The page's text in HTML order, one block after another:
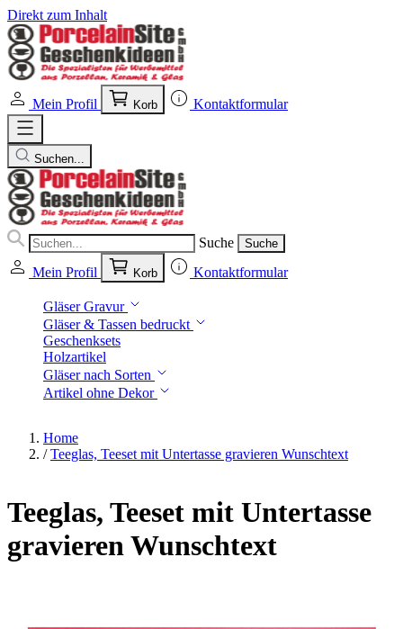
Direkt zum Inhalt
Mein Profil Korb Kontaktformular
Suchen...
Suche Suche
Mein Profil Korb Kontaktformular
Gläser Gravur
Gläser & Tassen bedruckt
Geschenksets
Holzartikel
Gläser nach Sorten
Artikel ohne Dekor
Home
/ Teeglas, Teeset mit Untertasse gravieren Wunschtext
Teeglas, Teeset mit Untertasse
gravieren Wunschtext